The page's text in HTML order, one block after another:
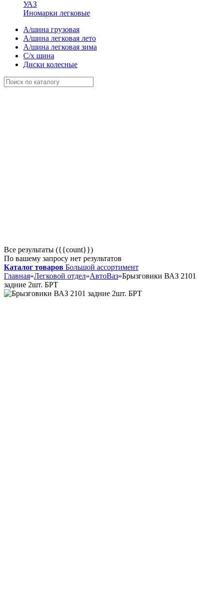
УАЗ
Иномарки легковые
А/шина грузовая
А/шина легковая лето
А/шина легковая зима
С/х шина
Диски колесные
Все результаты ({{count}})
По вашему запросу нет результатов
Каталог товаров Большой ассортимент
Главная»Легковой отдел»АвтоВаз»Брызговики ВАЗ 2101
задние 2шт. БРТ